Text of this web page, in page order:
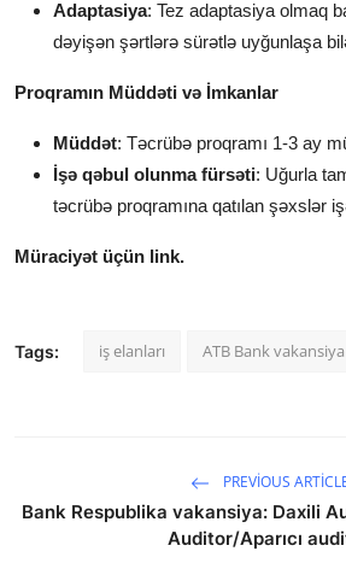
Adaptasiya: Tez adaptasiya olmaq
dəyişən şərtlərə sürətlə uyğunlaşa
Proqramın Müddəti və İmkanlar
Müddət: Təcrübə proqramı 1-3 ay
İşə qəbul olunma fürsəti: Uğurla
təcrübə proqramına qatılan şəxslər
Müraciyət üçün link.
Tags: iş elanları ATB Bank vakansiya
PREVIOUS
Bank Respublika vakansiya: Daxili
Auditor/Aparıcı